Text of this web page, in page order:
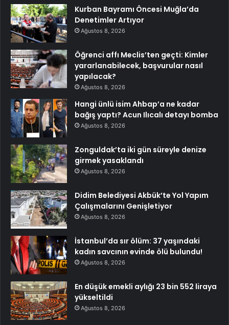
Kurban Bayramı Öncesi Muğla’da
Denetimler Artıyor
Ağustos 8, 2026
Öğrenci affı Meclis’ten geçti: Kimler
yararlanabilecek, başvurular nasıl
yapılacak?
Ağustos 8, 2026
Hangi ünlü isim Ahbap’a ne kadar
bağış yaptı? Acun Ilıcalı detayı bomba
Ağustos 8, 2026
Zonguldak’ta iki gün süreyle denize
girmek yasaklandı
Ağustos 8, 2026
Didim Belediyesi Akbük’te Yol Yapım
Çalışmalarını Genişletiyor
Ağustos 8, 2026
İstanbul’da sır ölüm: 37 yaşındaki
kadın savcının evinde ölü bulundu!
Ağustos 8, 2026
En düşük emekli aylığı 23 bin 552 liraya
yükseltildi
Ağustos 8, 2026